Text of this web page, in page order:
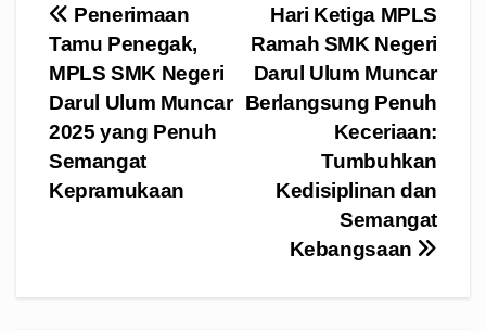
Navigasi
pos
Hari Ketiga MPLS
Ramah SMK Negeri
Darul Ulum Muncar
Berlangsung Penuh
Keceriaan:
Tumbuhkan
Kedisiplinan dan
Semangat
Kebangsaan
Penerimaan
Tamu Penegak,
MPLS SMK Negeri
Darul Ulum Muncar
2025 yang Penuh
Semangat
Kepramukaan